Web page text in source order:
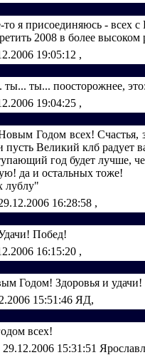
я присоединяюсь - всех
2008 в более высоком
19:05:12 ,
ты... ты... поосторожнее,
19:04:25 ,
Годом всех! Счастья,
пусть Великий клб радует
год будет лучше,
да и остальных тоже!
лублу"
16:28:58 ,
Побед!
16:15:20 ,
Годом! Здоровья и
15:51:46 ЯД,
всех!
29.12.2006 15:31:51